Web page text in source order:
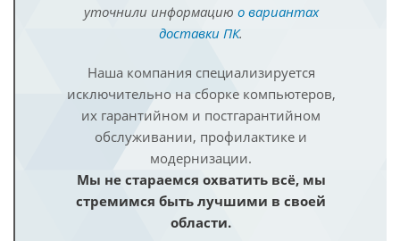
уточнили информацию о вариантах
доставки ПК.
Наша компания специализируется
исключительно на сборке компьютеров,
их гарантийном и постгарантийном
обслуживании, профилактике и
модернизации.
Мы не стараемся охватить всё, мы
стремимся быть лучшими в своей
области.